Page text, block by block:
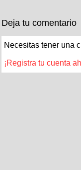
Deja tu comentario
Necesitas tener una
¡Registra tu cuenta